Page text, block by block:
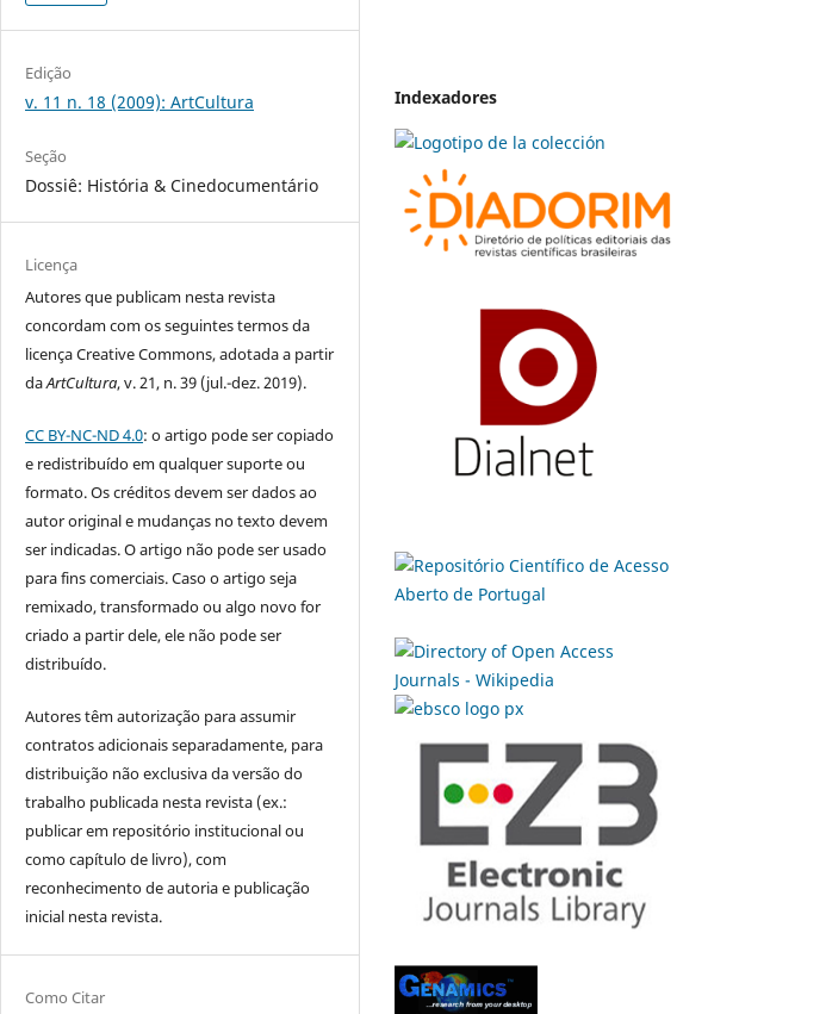
Edição
v. 11 n. 18 (2009): ArtCultura
Seção
Dossiê: História & Cinedocumentário
Licença
Autores que publicam nesta revista
concordam com os seguintes termos da
licença Creative Commons, adotada a partir
daArtCultura, v. 21, n. 39 (jul.-dez. 2019).
CC BY-NC-ND 4.0: o artigo pode ser copiado
e redistribuído em qualquer suporte ou
formato. Os créditos devem ser dados ao
autor original e mudanças no texto devem
ser indicadas. O artigo não pode ser usado
para fins comerciais. Caso o artigo seja
remixado, transformado ou algo novo for
criado a partir dele, ele não pode ser
distribuído.
Autores têm autorização para assumir
contratos adicionais separadamente, para
distribuição não exclusiva da versão do
trabalho publicada nesta revista (ex.:
publicar em repositório institucional ou
como capítulo de livro), com
reconhecimento de autoria e publicação
inicial nesta revista.
Como Citar
Indexadores